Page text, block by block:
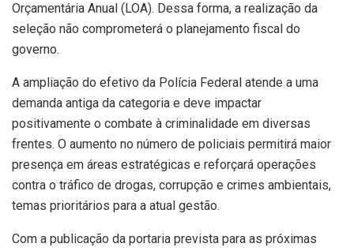
Orçamentária Anual (LOA). Dessa forma, a realização da
seleção não comprometerá o planejamento fiscal do
governo.
A ampliação do efetivo da Polícia Federal atende a uma
demanda antiga da categoria e deve impactar
positivamente o combate à criminalidade em diversas
frentes. O aumento no número de policiais permitirá maior
presença em áreas estratégicas e reforçará operações
contra o tráfico de drogas, corrupção e crimes ambientais,
temas prioritários para a atual gestão.
Com a publicação da portaria prevista para as próximas